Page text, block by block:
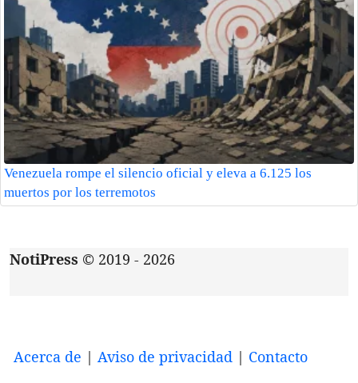
Venezuela rompe el silencio oficial y eleva a 6.125 los
muertos por los terremotos
NotiPress © 2019 - 2026
Acerca de | Aviso de privacidad | Contacto